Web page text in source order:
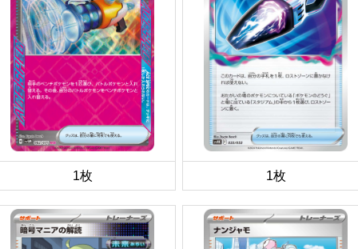
1枚 1枚